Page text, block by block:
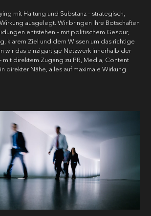
mit Haltung und Substanz – strategisch,
ausgelegt. Wir bringen Ihre Botschaften
entstehen – mit politischem Gespür,
klarem Ziel und dem Wissen um das richtige
wir das einzigartige Netzwerk innerhalb der
mit direktem Zugang zu PR, Media, Content
direkter Nähe, alles auf maximale Wirkung